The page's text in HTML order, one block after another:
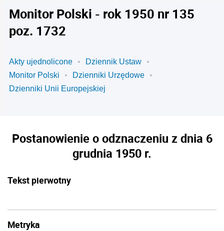
Monitor Polski - rok 1950 nr 135
poz. 1732
Akty ujednolicone
Dziennik Ustaw
Monitor Polski
Dzienniki Urzędowe
Dzienniki Unii Europejskiej
Postanowienie o odznaczeniu z dnia 6
grudnia 1950 r.
Tekst pierwotny
Metryka